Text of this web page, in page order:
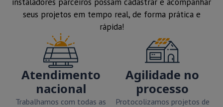
seus projetos em tempo real, de forma prática e
rápida!
Atendimento
nacional
Trabalhamos com todas as
Agilidade no
processo
Protocolizamos projetos de